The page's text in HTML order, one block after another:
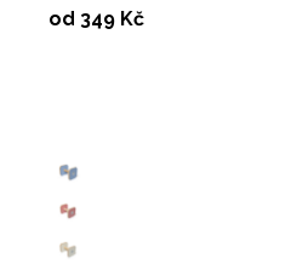
od 349 KčVybrat variantu